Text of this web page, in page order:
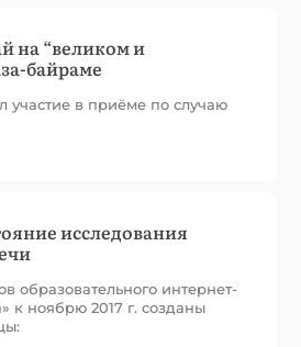
на “великом и
байраме
участие в приёме по случаю
исследования
образовательного интернет-
к ноябрю 2017 г. созданы